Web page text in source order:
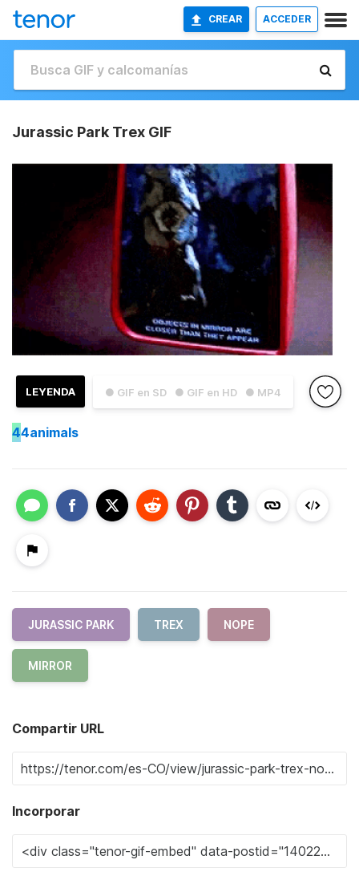
CREAR ACCEDER
Jurassic Park Trex GIF
● GIF en SD ● GIF en HD ● MP4
LEYENDA
44animals
JURASSIC PARK TREX NOPE
MIRROR
Compartir URL
Incorporar